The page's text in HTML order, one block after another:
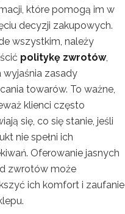
które pomogą im w
decyzji zakupowych.
wszystkim, należy
politykę zwrotów,
wyjaśnia zasady
towarów. To ważne,
klienci często
się, co się stanie, jeśli
nie spełni ich
Oferowanie jasnych
zwrotów może
ich komfort i zaufanie